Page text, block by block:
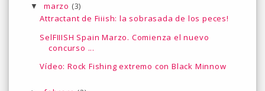
▼ marzo (3)
Attractant de Fiiish: la sobrasada de los peces!
SelFIIISH Spain Marzo. Comienza el nuevo
concurso ...
Vídeo: Rock Fishing extremo con Black Minnow